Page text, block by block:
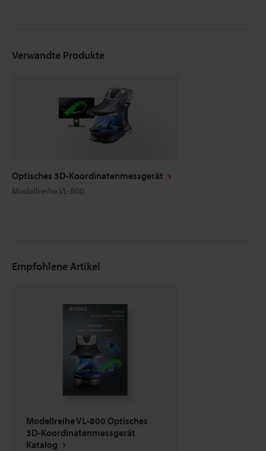
Verwandte Produkte
Optisches 3D-Koordinatenmessgerät
Modellreihe VL-800
Empfohlene Artikel
Modellreihe VL-800 Optisches
3D-Koordinatenmessgerät
Katalog